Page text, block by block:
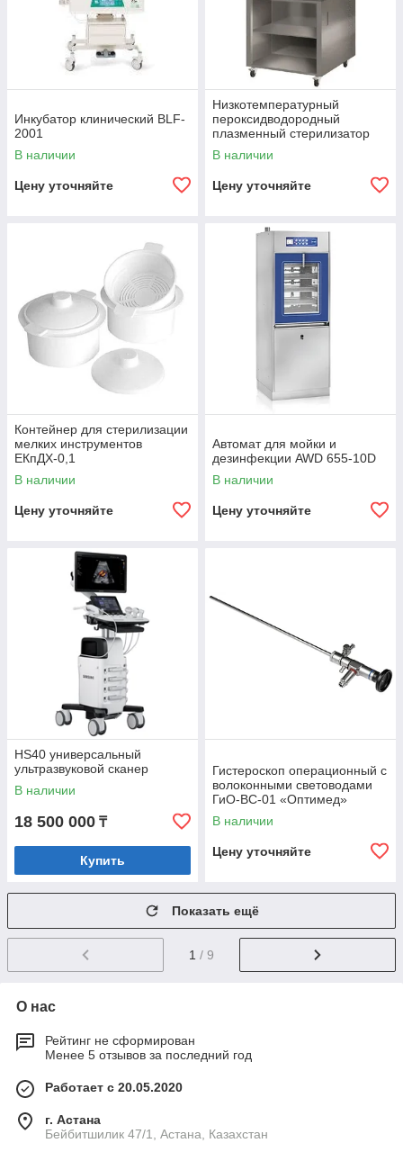
Инкубатор клинический BLF-
2001
В наличии
Цену уточняйте
Низкотемпературный
пероксидводородный
плазменный стерилизатор
MATACHANA 50HPO
В наличии
Цену уточняйте
Контейнер для стерилизации
мелких инструментов
ЕКпДХ-0,1
В наличии
Цену уточняйте
Автомат для мойки и
дезинфекции AWD 655-10D
В наличии
Цену уточняйте
HS40 универсальный
ультразвуковой сканер
В наличии
18 500 000 ₸
Купить
Гистероскоп операционный с
волоконными световодами
ГиО-ВС-01 «Оптимед»
В наличии
Цену уточняйте
Показать ещё
1 / 9
О нас
Рейтинг не сформирован
Менее 5 отзывов за последний год
Работает с 20.05.2020
г. Астана
Бейбитшилик 47/1, Астана, Казахстан